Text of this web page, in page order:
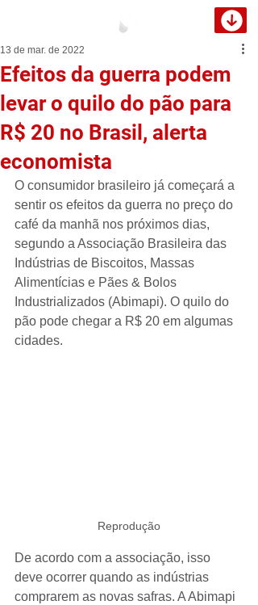
Efeitos da guerra podem
levar o quilo do pão para
R$ 20 no Brasil, alerta
economista
13 de mar. de 2022
O consumidor brasileiro já começará a
sentir os efeitos da guerra no preço do
café da manhã nos próximos dias,
segundo a Associação Brasileira das
Indústrias de Biscoitos, Massas
Alimentícias e Pães & Bolos
Industrializados (Abimapi). O quilo do
pão pode chegar a R$ 20 em algumas
cidades.
Reprodução
De acordo com a associação, isso
deve ocorrer quando as indústrias
comprarem as novas safras. A Abimapi